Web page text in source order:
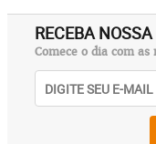
RECEBA
Comece o dia com